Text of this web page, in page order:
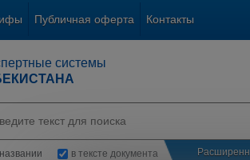
Публичная оферта Контакты
системы
в тексте документа